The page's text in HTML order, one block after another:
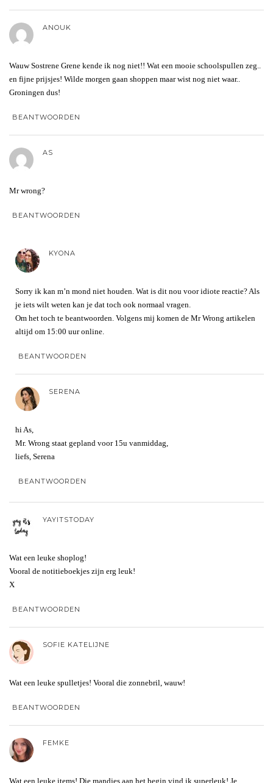
ANOUK
Wauw Sostrene Grene kende ik nog niet!! Wat een mooie schoolspullen zeg..
en fijne prijsjes! Wilde morgen gaan shoppen maar wist nog niet waar..
Groningen dus!
BEANTWOORDEN
AS
Mr wrong?
BEANTWOORDEN
KYONA
Sorry ik kan m’n mond niet houden. Wat is dit nou voor idiote reactie? Als
je iets wilt weten kan je dat toch ook normaal vragen.
Om het toch te beantwoorden. Volgens mij komen de Mr Wrong artikelen
altijd om 15:00 uur online.
BEANTWOORDEN
SERENA
hi As,
Mr. Wrong staat gepland voor 15u vanmiddag,
liefs, Serena
BEANTWOORDEN
YAYITSTODAY
Wat een leuke shoplog!
Vooral de notitieboekjes zijn erg leuk!
X
BEANTWOORDEN
SOFIE KATELIJNE
Wat een leuke spulletjes! Vooral die zonnebril, wauw!
BEANTWOORDEN
FEMKE
Wat een leuke items! Die mandjes aan het begin vind ik superleuk! Je